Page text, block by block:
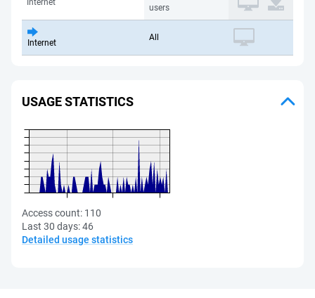
Internet
users
Internet
All
USAGE STATISTICS
Access count: 110
Last 30 days:46
Detailed usage statistics